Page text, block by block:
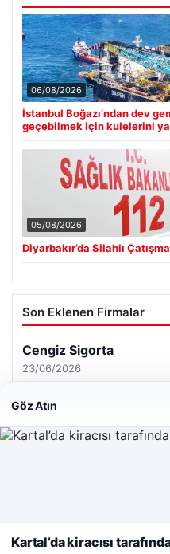
06/08/2026
İstanbul Boğazı’ndan dev
geçebilmek için kulelerini
05/08/2026
Diyarbakır’da Silahlı
Son Eklenen Firmalar
Cengiz Sigorta
23/06/2026
deneyiminizi kişiselleştirmek
Reddet Kabul Et
Göz Atın
Kartal’da kiracısı